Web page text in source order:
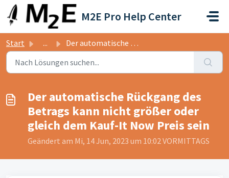
Zum hauptsächlichen Inhalt gehen
M2E Pro Help Center
Start ... Der automatische Rückgang des Betrags kann nicht größer o...
Der automatische Rückgang des
Betrags kann nicht größer oder
gleich dem Kauf-It Now Preis sein
Geändert am Mi, 14 Jun, 2023 um 10:02 VORMITTAGS